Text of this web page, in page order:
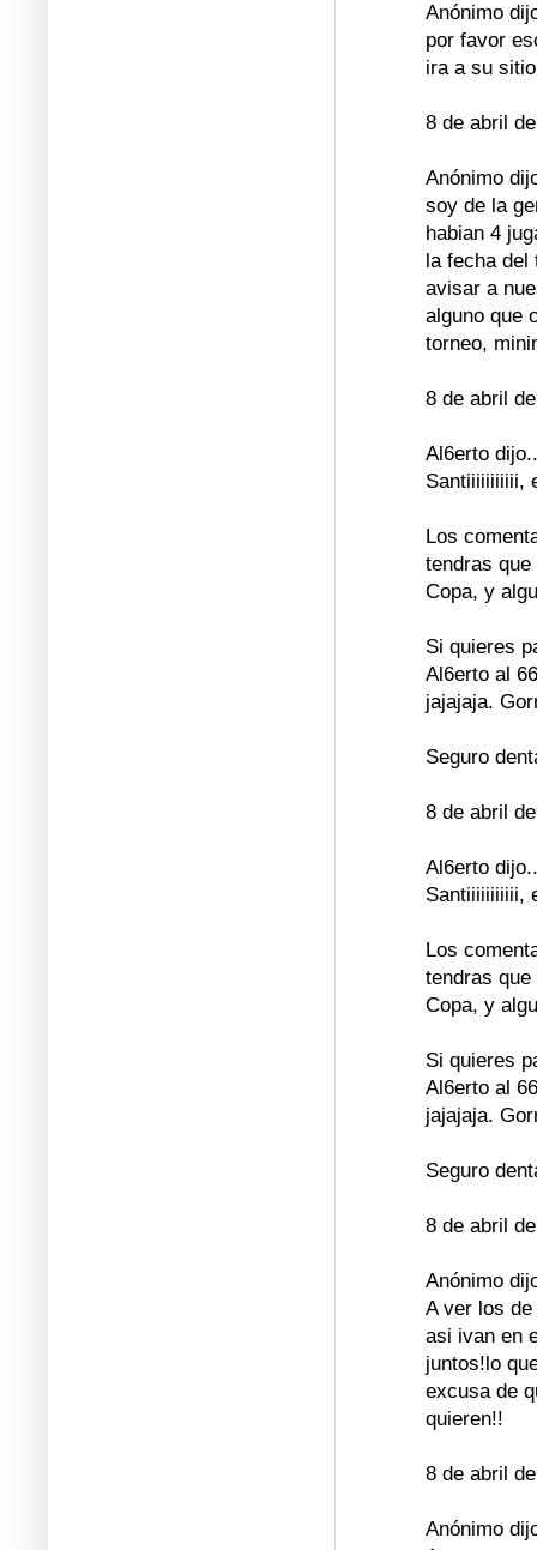
Anónimo
por favor
ira a su
8 de abril
Anónimo
soy de la
habian 4
la fecha
avisar a
alguno que
torneo,
8 de abril
Al6erto
Santiiiiiiiiiii,
Los
tendras
Copa, y
Si quieres
Al6erto al
jajajaja.
Seguro
8 de abril
Al6erto
Santiiiiiiiiiii,
Los
tendras
Copa, y
Si quieres
Al6erto al
jajajaja.
Seguro
8 de abril
Anónimo
A ver los
asi ivan en
juntos!lo
excusa de
quieren!!
8 de abril
Anónimo